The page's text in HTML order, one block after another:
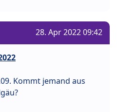
28. Apr 2022 09:42
Kommt jemand aus